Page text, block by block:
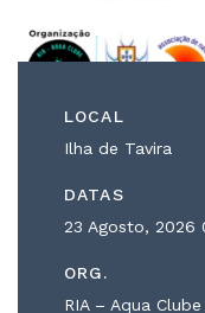
LOCAL
Ilha de Tavira
DATAS
23 Agosto, 2026
ORG.
RIA – Aqua